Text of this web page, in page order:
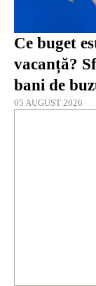
Ce buget
vacanță?
bani de
05 AUGUST 2026